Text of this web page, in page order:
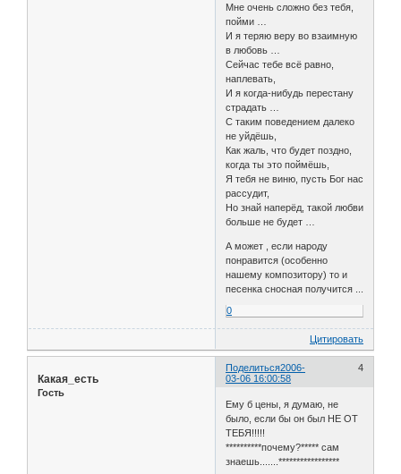
Мне очень сложно без тебя,
пойми …
И я теряю веру во взаимную
в любовь …
Сейчас тебе всё равно,
наплевать,
И я когда-нибудь перестану
страдать …
С таким поведением далеко
не уйдёшь,
Как жаль, что будет поздно,
когда ты это поймёшь,
Я тебя не виню, пусть Бог нас
рассудит,
Но знай наперёд, такой любви
больше не будет …
А может , если народу
понравится (особенно
нашему композитору) то и
песенка сносная получится ...
0
Цитировать
Поделиться 4
2006-
03-06 16:00:58
Какая_есть
Гость
Ему б цены, я думаю, не
было, если бы он был НЕ ОТ
ТЕБЯ!!!!!
**********почему?***** сам
знаешь.......*****************